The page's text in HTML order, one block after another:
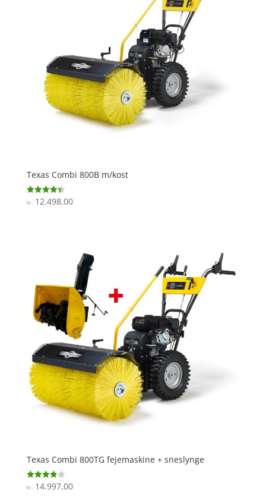
Texas Combi 800B m/kost
Vurderet
4.4
kr.12.498,00
Texas Combi 800TG fejemaskine + sneslynge
Vurderet
3.9
kr.14.997,00